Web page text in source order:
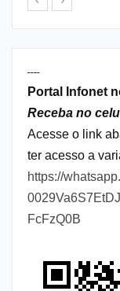
----
Portal Infonet
Receba no
Acesse o link
ter acesso a
https://
FcFzQ0B